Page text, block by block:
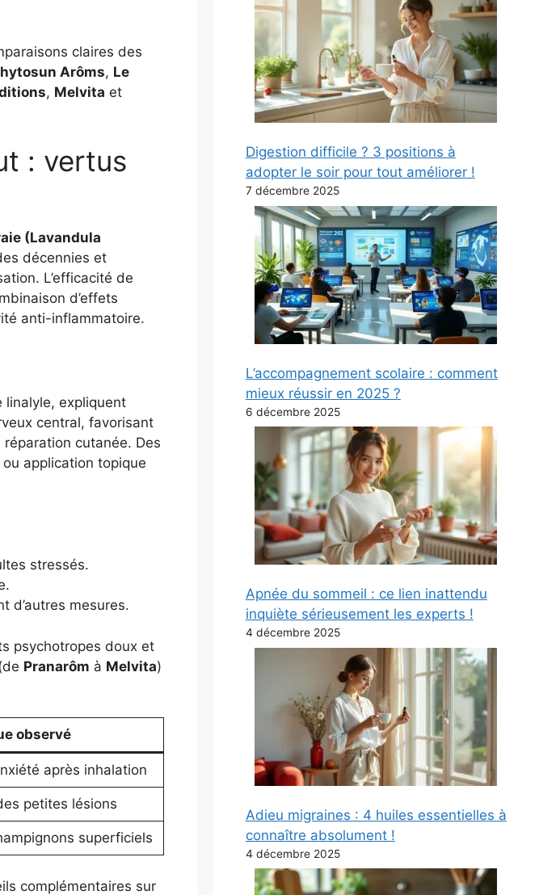
claires des
Arôms, Le
, Melvita et
: vertus
(Lavandula
décennies et
L’efficacité de
d’effets
anti-inflammatoire.
linalyle, expliquent
central, favorisant
cutanée. Des
application topique
stressés.
d’autres mesures.
psychotropes doux et
Pranarôm à Melvita)
observé
après inhalation
petites lésions
superficiels
complémentaires sur
Digestion difficile ? 3 positions à
adopter le soir pour tout améliorer !
7 décembre 2025
L’accompagnement scolaire : comment
mieux réussir en 2025 ?
6 décembre 2025
Apnée du sommeil : ce lien inattendu
inquiète sérieusement les experts !
4 décembre 2025
Adieu migraines : 4 huiles essentielles à
connaître absolument !
4 décembre 2025